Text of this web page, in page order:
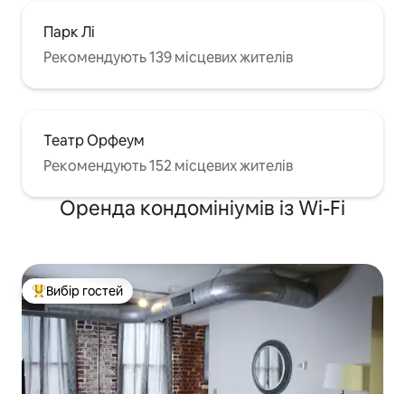
Парк Лі
Рекомендують 139 місцевих жителів
Театр Орфеум
Рекомендують 152 місцевих жителів
Оренда кондомініумів із Wi-Fi
Топ вибір гостей
Вибір гостей